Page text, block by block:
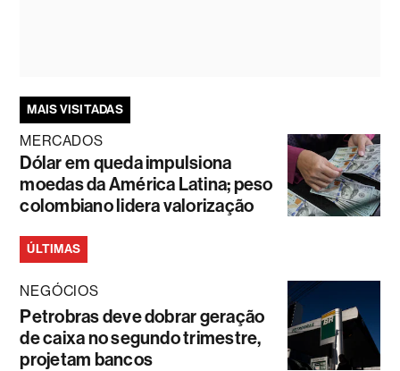
MAIS VISITADAS
MERCADOS
Dólar em queda impulsiona
moedas da América Latina; peso
colombiano lidera valorização
ÚLTIMAS
NEGÓCIOS
Petrobras deve dobrar geração
de caixa no segundo trimestre,
projetam bancos